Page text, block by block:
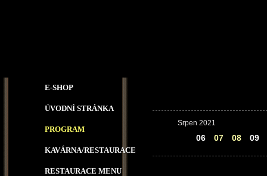
E-SHOP
ÚVODNÍ STRÁNKA
PROGRAM
KAVÁRNA/RESTAURACE
RESTAURACE MENU
Srpen 2021
06 07 08 09